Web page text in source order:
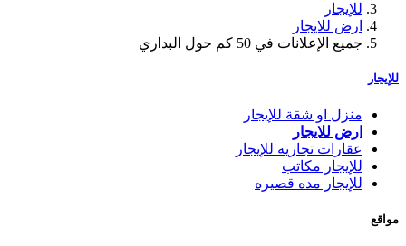
للإيجار
ارض للايجار
جميع الإعلانات في 50 كم حول البداري
للإيجار
منزل او شقة للإيجار
ارض للايجار
عقارات تجاريه للإيجار
للإيجار مكاتب
للإيجار مده قصيره
مواقع